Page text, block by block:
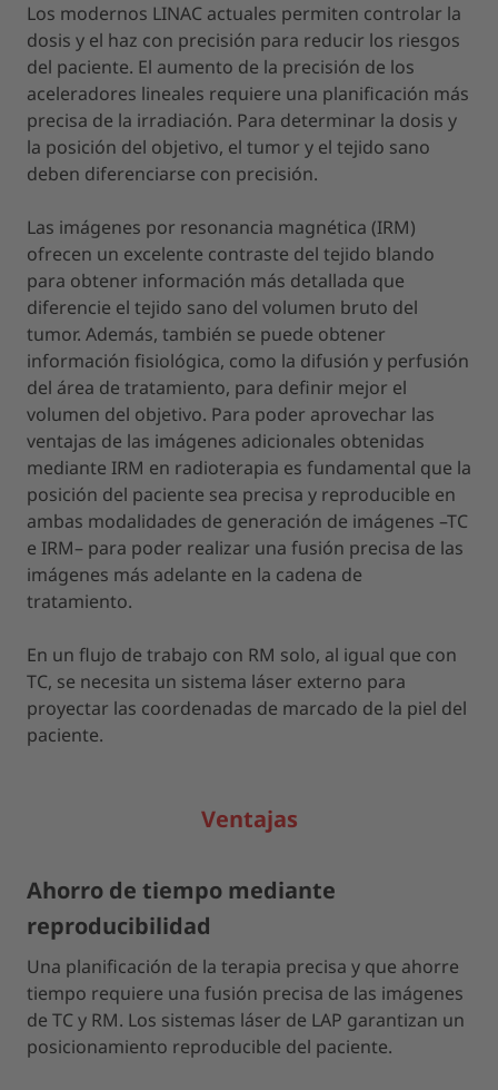
Los modernos LINAC actuales permiten controlar la
dosis y el haz con precisión para reducir los riesgos
del paciente. El aumento de la precisión de los
aceleradores lineales requiere una planificación más
precisa de la irradiación. Para determinar la dosis y
la posición del objetivo, el tumor y el tejido sano
deben diferenciarse con precisión.
Las imágenes por resonancia magnética (IRM)
ofrecen un excelente contraste del tejido blando
para obtener información más detallada que
diferencie el tejido sano del volumen bruto del
tumor. Además, también se puede obtener
información fisiológica, como la difusión y perfusión
del área de tratamiento, para definir mejor el
volumen del objetivo. Para poder aprovechar las
ventajas de las imágenes adicionales obtenidas
mediante IRM en radioterapia es fundamental que la
posición del paciente sea precisa y reproducible en
ambas modalidades de generación de imágenes –TC
e IRM– para poder realizar una fusión precisa de las
imágenes más adelante en la cadena de
tratamiento.
En un flujo de trabajo con RM solo, al igual que con
TC, se necesita un sistema láser externo para
proyectar las coordenadas de marcado de la piel del
paciente.
Ventajas
Ahorro de tiempo mediante
reproducibilidad
Una planificación de la terapia precisa y que ahorre
tiempo requiere una fusión precisa de las imágenes
de TC y RM. Los sistemas láser de LAP garantizan un
posicionamiento reproducible del paciente.